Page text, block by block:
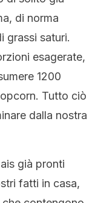
di norma
grassi saturi.
esagerate,
1200
Tutto ciò
dalla nostra
già pronti
fatti in casa,